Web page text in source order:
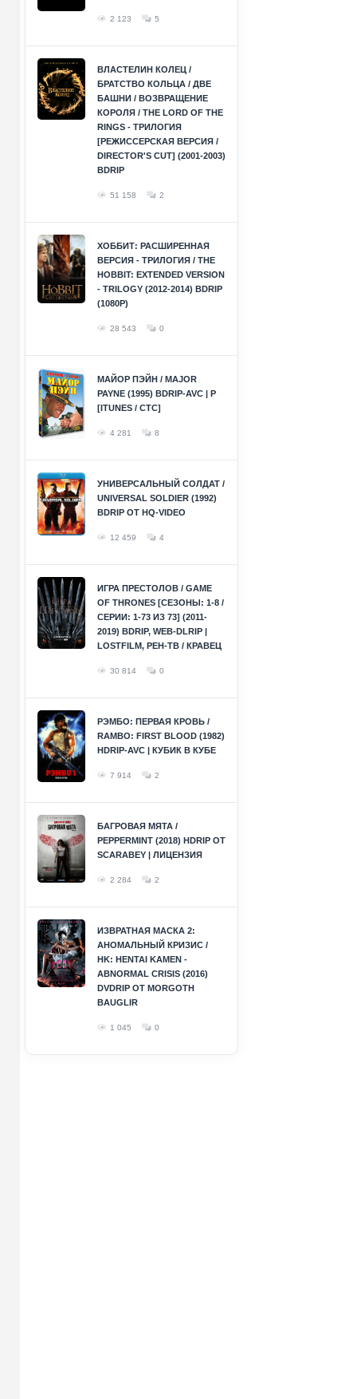
2 123 5
ВЛАСТЕЛИН КОЛЕЦ /
БРАТСТВО КОЛЬЦА / ДВЕ
БАШНИ / ВОЗВРАЩЕНИЕ
КОРОЛЯ / THE LORD OF THE
RINGS - ТРИЛОГИЯ
[РЕЖИССЕРСКАЯ ВЕРСИЯ /
DIRECTOR'S CUT] (2001-2003)
BDRIP
51 158 2
ХОББИТ: РАСШИРЕННАЯ
ВЕРСИЯ - ТРИЛОГИЯ / THE
HOBBIT: EXTENDED VERSION
- TRILOGY (2012-2014) BDRIP
(1080P)
28 543 0
МАЙОР ПЭЙН / MAJOR
PAYNE (1995) BDRIP-AVC | P
[ITUNES / СТС]
4 281 8
УНИВЕРСАЛЬНЫЙ СОЛДАТ /
UNIVERSAL SOLDIER (1992)
BDRIP ОТ HQ-VIDEO
12 459 4
ИГРА ПРЕСТОЛОВ / GAME
OF THRONES [СЕЗОНЫ: 1-8 /
СЕРИИ: 1-73 ИЗ 73] (2011-
2019) BDRIP, WEB-DLRIP |
LOSTFILM, РЕН-ТВ / КРАВЕЦ
30 814 0
РЭМБО: ПЕРВАЯ КРОВЬ /
RAMBO: FIRST BLOOD (1982)
HDRIP-AVC | КУБИК В КУБЕ
7 914 2
БАГРОВАЯ МЯТА /
PEPPERMINT (2018) HDRIP ОТ
SCARABEY | ЛИЦЕНЗИЯ
2 284 2
ИЗВРАТНАЯ МАСКА 2:
АНОМАЛЬНЫЙ КРИЗИС /
HK: HENTAI KAMEN -
ABNORMAL CRISIS (2016)
DVDRIP ОТ MORGOTH
BAUGLIR
1 045 0